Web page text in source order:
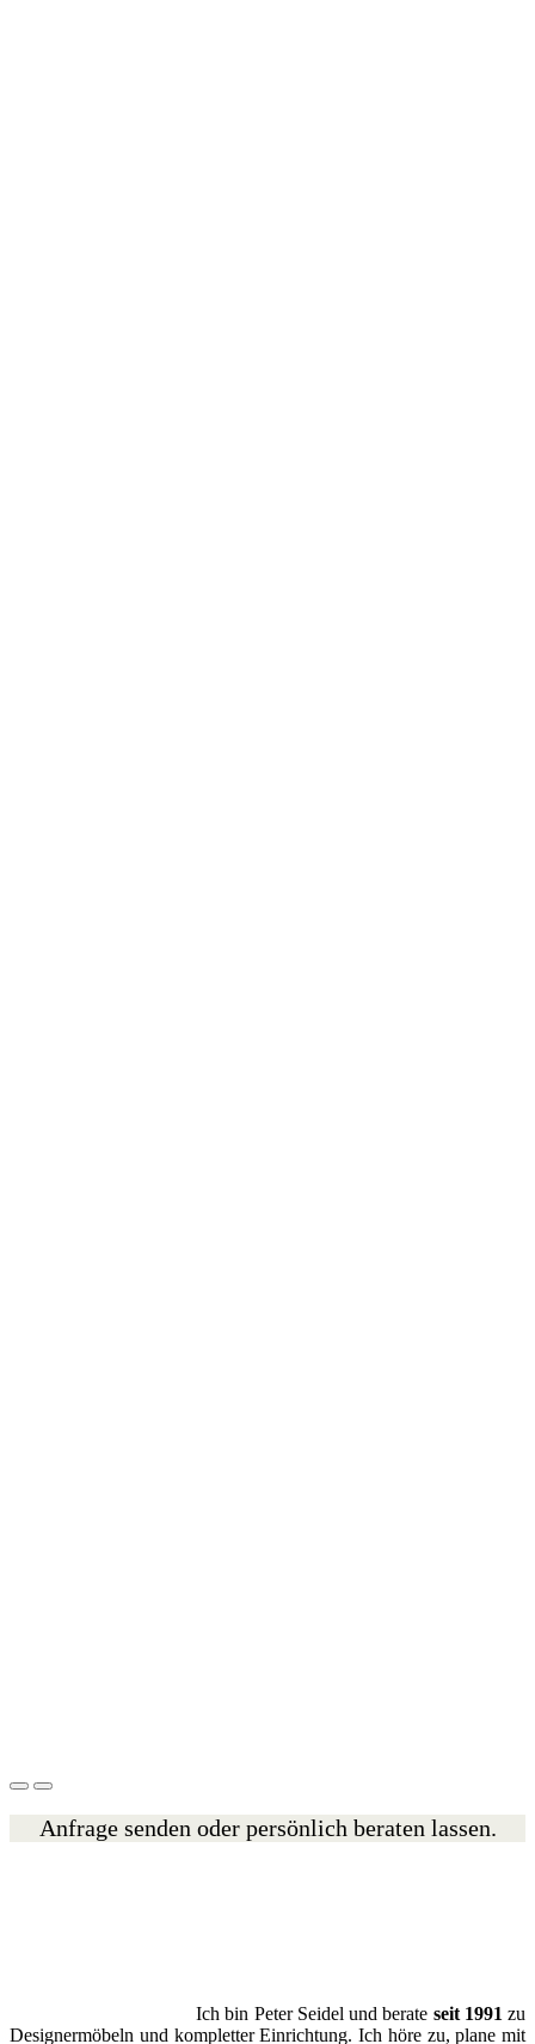
Anfrage senden oder persönlich beraten lassen.
Ich bin Peter Seidel und berate seit 1991 zu
Designermöbeln und kompletter Einrichtung. Ich höre zu, plane mit